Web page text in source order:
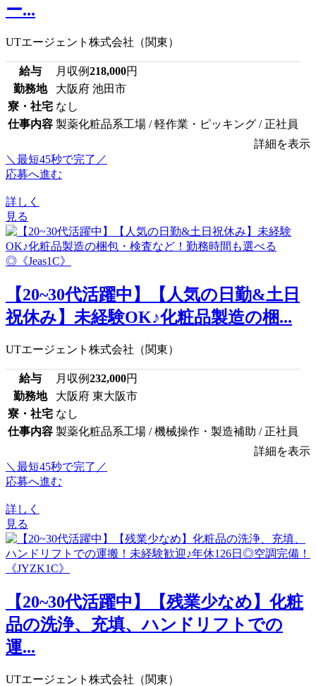
ー...
UTエージェント株式会社（関東）
給与 月収例218,000円
勤務地
大阪府 池田市
寮・社宅 なし
仕事内容 製薬化粧品系工場 / 軽作業・ピッキング / 正社員
詳細を表示
＼最短45秒で完了／
応募へ進む
詳しく
見る
【20~30代活躍中】【人気の日勤&土日
祝休み】未経験OK♪化粧品製造の梱...
UTエージェント株式会社（関東）
給与 月収例232,000円
勤務地
大阪府 東大阪市
寮・社宅 なし
仕事内容 製薬化粧品系工場 / 機械操作・製造補助 / 正社員
詳細を表示
＼最短45秒で完了／
応募へ進む
詳しく
見る
【20~30代活躍中】【残業少なめ】化粧
品の洗浄、充填、ハンドリフトでの
運...
UTエージェント株式会社（関東）